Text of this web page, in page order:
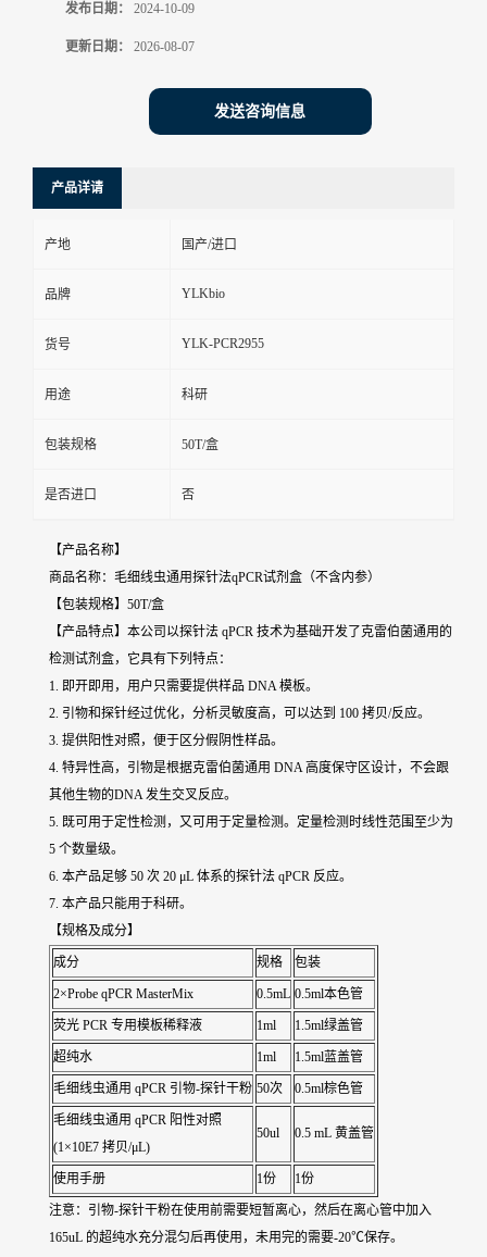
发布日期： 2024-10-09
更新日期： 2026-08-07
发送咨询信息
产品详请
产地 国产/进口
品牌 YLKbio
货号 YLK-PCR2955
用途 科研
包装规格 50T/盒
是否进口 否
【产品名称】
商品名称：毛细线虫通用探针法qPCR试剂盒（不含内参）
【包装规格】50T/盒
【产品特点】本公司以探针法 qPCR 技术为基础开发了克雷伯菌通用的
检测试剂盒，它具有下列特点：
1. 即开即用，用户只需要提供样品 DNA 模板。
2. 引物和探针经过优化，分析灵敏度高，可以达到 100 拷贝/反应。
3. 提供阳性对照，便于区分假阴性样品。
4. 特异性高，引物是根据克雷伯菌通用 DNA 高度保守区设计，不会跟
其他生物的DNA 发生交叉反应。
5. 既可用于定性检测，又可用于定量检测。定量检测时线性范围至少为
5 个数量级。
6. 本产品足够 50 次 20 μL 体系的探针法 qPCR 反应。
7. 本产品只能用于科研。
【规格及成分】
成分 规格 包装
2×Probe qPCR MasterMix 0.5mL 0.5ml本色管
荧光 PCR 专用模板稀释液 1ml 1.5ml绿盖管
超纯水 1ml 1.5ml蓝盖管
毛细线虫通用 qPCR 引物-探针干粉 50次 0.5ml棕色管
毛细线虫通用 qPCR 阳性对照
(1×10E7 拷贝/μL)
50ul 0.5 mL 黄盖管
使用手册 1份 1份
注意：引物-探针干粉在使用前需要短暂离心，然后在离心管中加入
165uL 的超纯水充分混匀后再使用，未用完的需要-20℃保存。